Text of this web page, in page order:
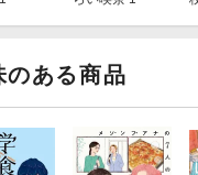
のある商品